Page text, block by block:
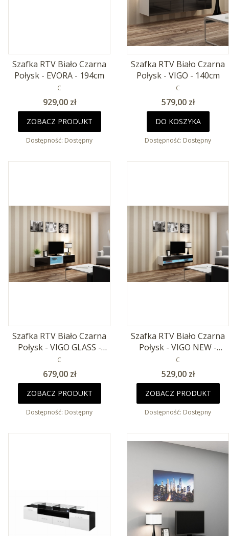
Szafka RTV Biało Czarna
Połysk - EVORA - 194cm
PRODUCENT
C
Cena
929,00 zł
ZOBACZ PRODUKT
Dostępność: Dostępny
Szafka RTV Biało Czarna
Połysk - VIGO - 140cm
PRODUCENT
C
Cena
579,00 zł
DO KOSZYKA
Dostępność: Dostępny
Szafka RTV Biało Czarna
Połysk - VIGO GLASS -
180cm
PRODUCENT
C
Cena
679,00 zł
ZOBACZ PRODUKT
Dostępność: Dostępny
Szafka RTV Biało Czarna
Połysk - VIGO NEW -
140cm
PRODUCENT
C
Cena
529,00 zł
ZOBACZ PRODUKT
Dostępność: Dostępny